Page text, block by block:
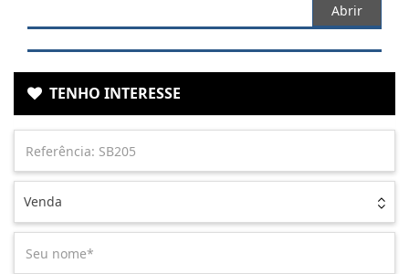
Abrir
TENHO INTERESSE
Venda